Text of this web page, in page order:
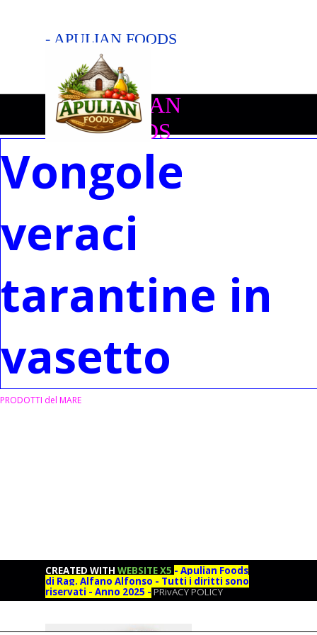
- APULIAN FOODS
APULIAN
FOODS
SHOPPING CART
Salta menù
Vongole
veraci
tarantine in
vasetto
PRODOTTI del MARE
CREATED WITH WEBSITE X5 - Apulian Foods
di Rag. Alfano Alfonso - Tutti i diritti sono
riservati - Anno 2025 - PRivACY POLICY